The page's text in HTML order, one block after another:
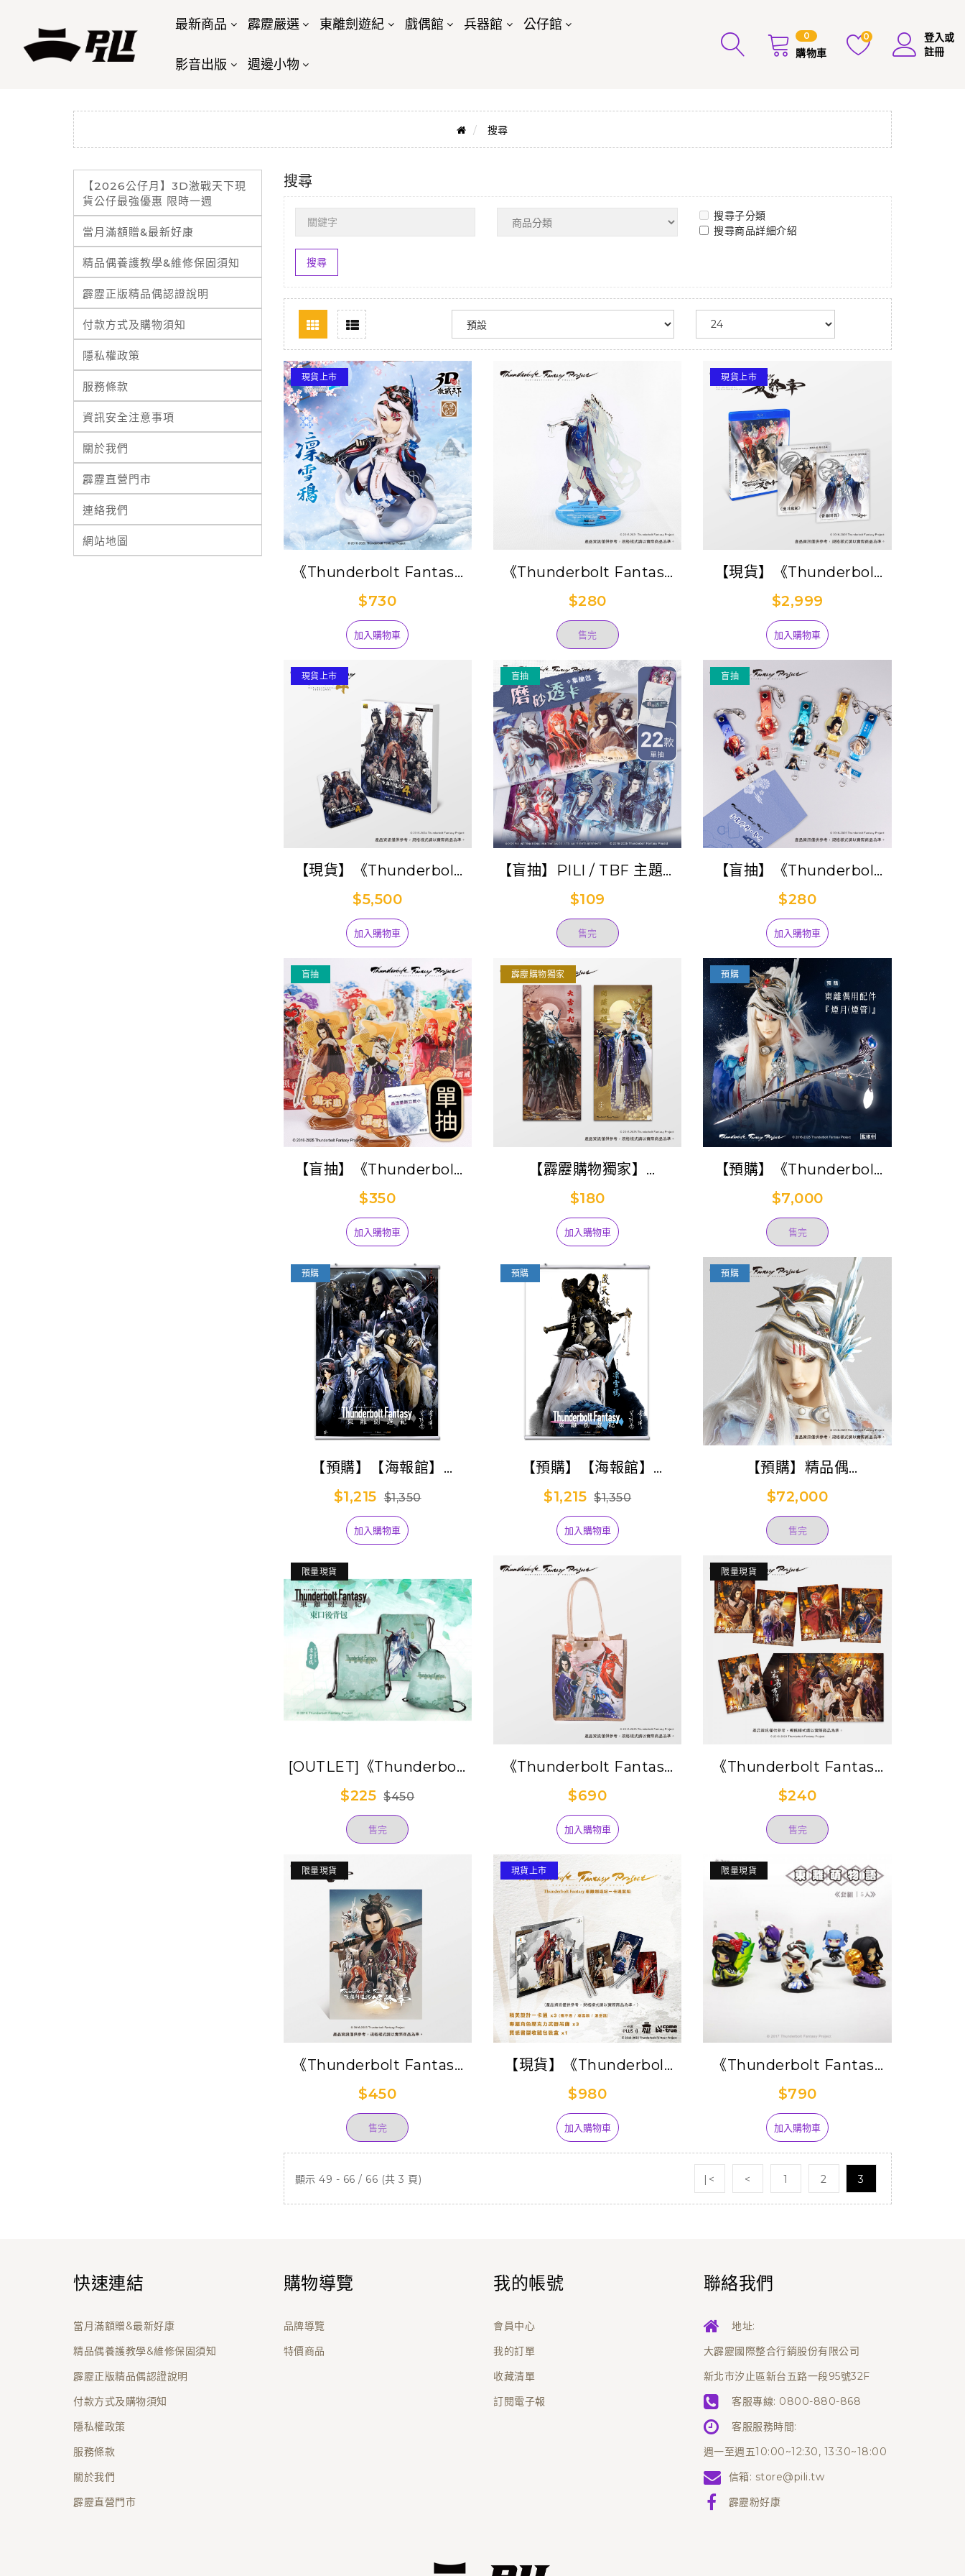
最新商品 霹靂嚴選 東離劍遊紀 戲偶館 兵器館 公仔館
影音出版 週邊小物
0
購物車
0
登入或
註冊
搜尋
【2026公仔月】3D激戰天下現
貨公仔最強優惠 限時一週
當月滿額贈&最新好康
精品偶養護教學&維修保固須知
霹靂正版精品偶認證說明
付款方式及購物須知
隱私權政策
服務條款
資訊安全注意事項
關於我們
霹靂直營門市
連絡我們
網站地圖
搜尋
搜尋子分類
搜尋商品詳細介紹
現貨上市
《Thunderbolt Fantasy
東離劍遊紀２》x 霹靂無雙
雪鴉】
$730
加入購物車
《Thunderbolt Fantasy
東離劍遊紀３》角色壓克力
$280
售完
現貨上市
【現貨】《Thunderbolt
Fantasy 東離劍遊紀 最終
章》BD+DVD雙碟典藏版
(附中譯版外傳小說)
$2,999
加入購物車
現貨上市
【現貨】《Thunderbolt
Fantasy 東離劍遊紀４》劇
集典藏隨身硬碟
$5,500
加入購物車
盲抽
【盲抽】PILI / TBF 主題磨
砂透卡集抽包 (單抽) (已完
$109
售完
盲抽
【盲抽】《Thunderbolt
Fantasy Project》手環掛
$280
加入購物車
盲抽
【盲抽】《Thunderbolt
Fantasy Project》晶透墜
$350
加入購物車
霹靂購物獨家
【霹靂購物獨家】
《Thunderbolt Fantasy
聯海報-凜雪鴉+阿契努斯
$180
加入購物車
預購
【預購】《Thunderbolt
Fantasy Project》偶用兵
器-煙月(煙管)(凜雪鴉)(已結
束預購)
$7,000
售完
預購
【預購】【海報館】
《Thunderbolt Fantasy
東離劍遊紀》系列一
$1,215 $1,350
加入購物車
預購
【預購】【海報館】
《Thunderbolt Fantasy
東離劍遊紀》系列二
$1,215 $1,350
加入購物車
預購
【預購】精品偶
《Thunderbolt Fantasy
東離劍遊紀４》凜雪鴉 (已
結束預購)
$72,000
售完
限量現貨
[OUTLET]《Thunderbolt
Fantasy 東離劍遊紀》束口
$225 $450
售完
《Thunderbolt Fantasy
Project》時尚棉麻手提袋-
$690
加入購物車
限量現貨
《Thunderbolt Fantasy
Project》藝想天開
$240
售完
限量現貨
《Thunderbolt Fantasy
東離劍遊紀 最終章》劇場版
$450
售完
現貨上市
【現貨】《Thunderbolt
Fantasy 東離劍遊紀》一卡
$980
加入購物車
限量現貨
《Thunderbolt Fantasy
東離劍遊紀》Q版系列公仔
$790
加入購物車
顯示 49 - 66 / 66 (共 3 頁) |< < 1 2 3
快速連結
當月滿額贈&最新好康
精品偶養護教學&維修保固須知
霹靂正版精品偶認證說明
付款方式及購物須知
隱私權政策
服務條款
關於我們
霹靂直營門市
購物導覽
品牌導覽
特價商品
我的帳號
會員中心
我的訂單
收藏清單
訂閱電子報
聯絡我們
地址:
大霹靂國際整合行銷股份有限公司
新北市汐止區新台五路一段95號32F
客服專線: 0800-880-868
客服服務時間:
週一至週五10:00~12:30, 13:30~18:00
信箱: store@pili.tw
霹靂粉好康